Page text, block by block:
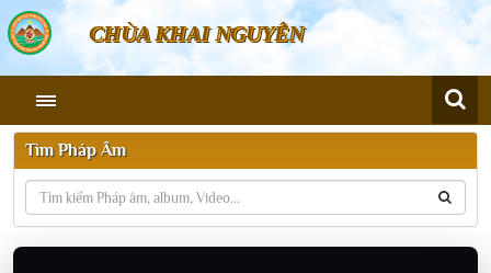
CHÙA KHAI NGUYÊN
Tìm Pháp Âm